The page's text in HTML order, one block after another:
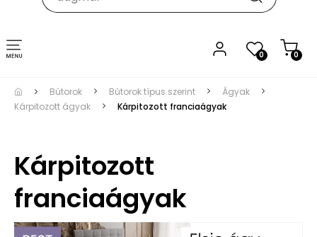
0 0
Toggle
navigation
Bútorok Bútorok típus szerint
Ágyak
Kárpitozott ágyak
Kárpitozott franciaágyak
Kárpitozott
franciaágyak